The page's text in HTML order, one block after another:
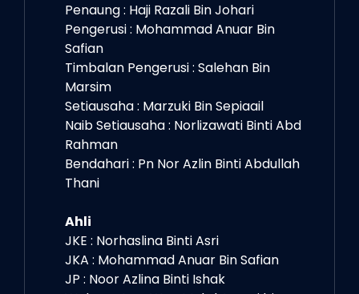
Penaung : Haji Razali Bin Johari
Pengerusi : Mohammad Anuar Bin
Safian
Timbalan Pengerusi : Salehan Bin
Marsim
Setiausaha : Marzuki Bin Sepiaail
Naib Setiausaha : Norlizawati Binti Abd
Rahman
Bendahari : Pn Nor Azlin Binti Abdullah
Thani
Ahli
JKE : Norhaslina Binti Asri
JKA : Mohammad Anuar Bin Safian
JP : Noor Azlina Binti Ishak